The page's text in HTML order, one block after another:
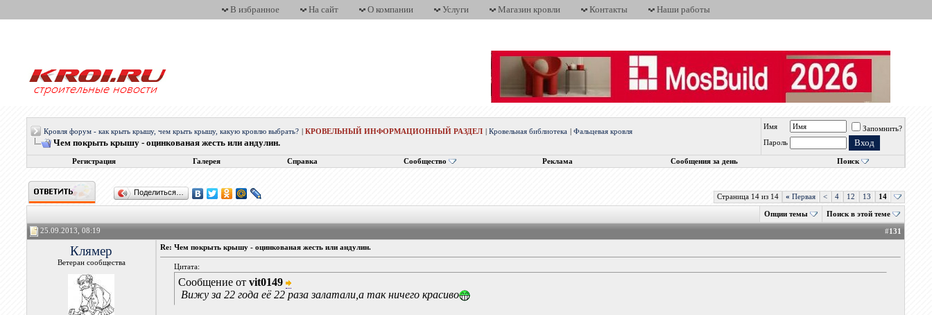
В избранное На сайт О компании Услуги Магазин кровли Контакты Наши работы
Кровля форум - как крыть крышу, чем крыть крышу, какую кровлю выбрать? |КРОВЕЛЬНЫЙ ИНФОРМАЦИОННЫЙ РАЗДЕЛ |Кровельная библиотека |Фальцевая кровля
Чем покрыть крышу - оцинкованая жесть или андулин.
Имя
Запомнить?
Пароль
Регистрация Галерея Справка Сообщество Реклама Сообщения за день Поиск
Поделиться…
Страница 14 из 14 « Первая < 4 12 13 14
Опции темы Поиск в этой теме
25.09.2013, 08:19 #131
Клямер
Ветеран сообщества
Re: Чем покрыть крышу - оцинкованая жесть или андулин.
Цитата:
Сообщение отvit0149
Вижу за 22 года её 22 раза залатали,а так ничего красиво